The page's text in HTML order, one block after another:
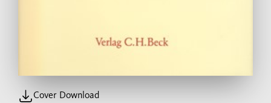
Cover Download